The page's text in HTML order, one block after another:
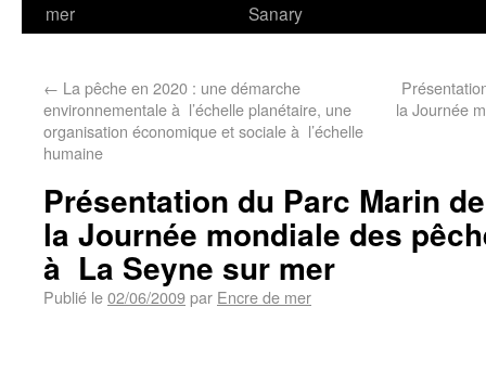
mer
Sanary
← La pêche en 2020 : une démarche
environnementale à l’échelle planétaire, une
organisation économique et sociale à l’échelle
humaine
la Journée
Présentation du Parc Marin
la Journée mondiale des
à La Seyne sur mer
Publié le02/06/2009par Encre de mer